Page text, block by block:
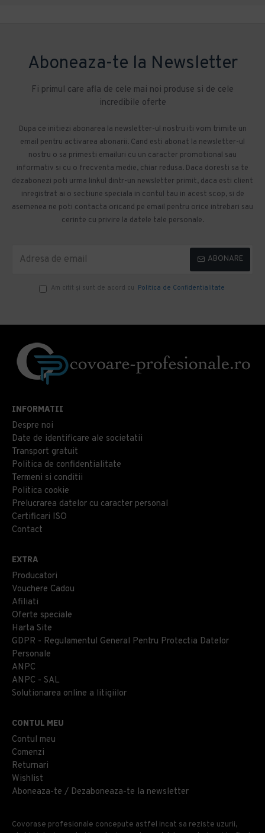
Aboneaza-te la Newsletter
Fi primul care afla de cele mai noi produse si de cele
incredibile oferte
Dupa ce initiezi abonarea la newsletter-ul nostru iti vom trimite un
email pentru activarea abonarii. Cand esti abonat la newsletter-ul
nostru o sa primesti emailuri cu un caracter promotional sau
informativ si cu o frecventa medie, chiar redusa. Daca doresti sa te
dezabonezi poti urma linkul dintr-un newsletter primit, daca esti client
inregistrat ai o sectiune speciala in contul tau in acest scop, si de
asemenea ne poti contacta oricand pe email pentru orice intrebari sau
cerinte cu privire la datele tale personale.
ABONARE
Am citit şi sunt de acord cu Politica de Confidentialitate
INFORMATII
Despre noi
Date de identificare ale societatii
Transport gratuit
Politica de confidentialitate
Termeni si conditii
Politica cookie
Prelucrarea datelor cu caracter personal
Certificari ISO
Contact
EXTRA
Producatori
Vouchere Cadou
Afiliati
Oferte speciale
Harta Site
GDPR - Regulamentul General Pentru Protectia Datelor
Personale
ANPC
ANPC - SAL
Solutionarea online a litigiilor
CONTUL MEU
Contul meu
Comenzi
Returnari
Wishlist
Aboneaza-te / Dezaboneaza-te la newsletter
Covorase profesionale concepute astfel incat sa reziste uzurii,